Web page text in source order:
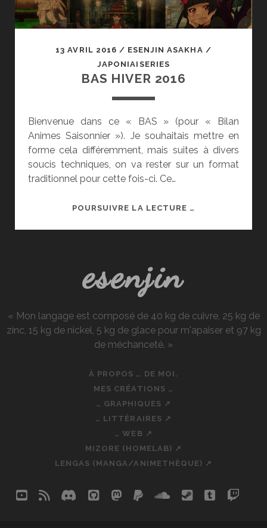
13 AVRIL 2016 / ESENJIN ASAKHA /
JAPONIAISERIES
BAS HIVER 2016
Bienvenue dans ce « BAS » (pour « Bilan
Animes Saisonnier »). Je souhaitais mettre en
forme cela différemment, mais suites à divers
soucis techniques, on va rester sur un format
traditionnel pour cette fois-ci. Ce…
POURSUIVRE LA LECTURE …
esenjin
« Mon langage est composé de 40 kg de cuivre, 25 kg de
zinc, 15 kg de nickel, 5 kg de glace pour m'apaiser et 97 kg
de méchanceté. »
À PROPOS … DE MOI.
MES CRÉATIONS …
… GRAPHIQUES ↗
… LITTÉRAIRES ↗
… WEB ↗
MIZORE (HOMELAB) ↗
LENGAS (MANGA/ANIMETHÈQUE) ↗
youtube
rss discord
githubmastodon
paypalsoundcloud
steamtumblr